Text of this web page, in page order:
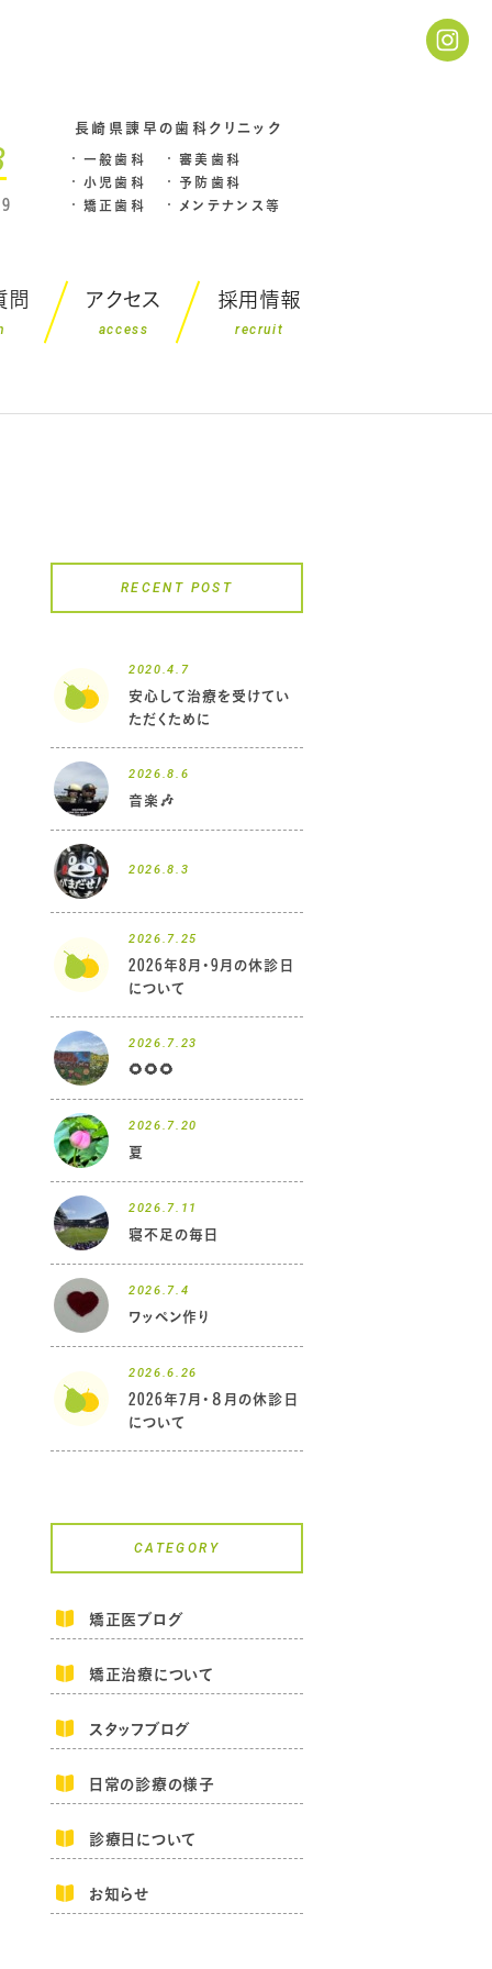
長崎県諌早の歯科クリニック
一般歯科
小児歯科
矯正歯科
審美歯科
予防歯科
メンテナンス等
問 アクセス
access
採用情報
recruit
RECENT POST
2020.4.7
安心して治療を受けてい
ただくために
2026.8.6
音楽🎶
2026.8.3
2026.7.25
2026年8月・9月の休診日
について
2026.7.23
🌻🌻🌻
2026.7.20
夏
2026.7.11
寝不足の毎日
2026.7.4
ワッペン作り
2026.6.26
2026年7月・８月の休診日
について
CATEGORY
矯正医ブログ
矯正治療について
スタッフブログ
日常の診療の様子
診療日について
お知らせ